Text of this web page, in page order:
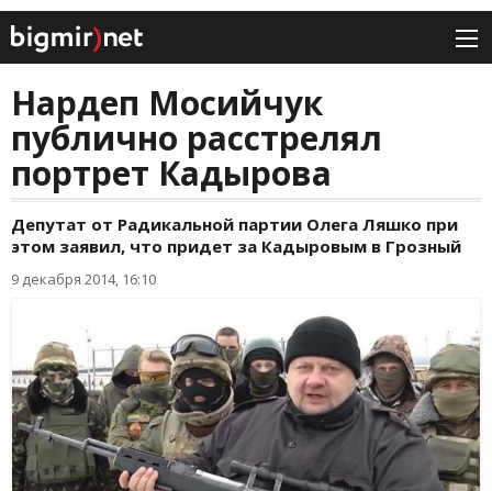
Нардеп Мосийчук
публично расстрелял
портрет Кадырова
Депутат от Радикальной партии Олега Ляшко при
этом заявил, что придет за Кадыровым в Грозный
9 декабря 2014, 16:10